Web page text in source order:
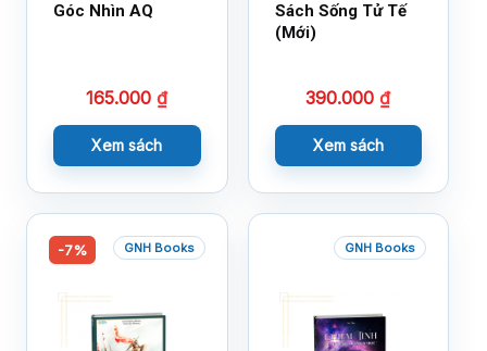
Góc Nhìn AQ
165.000₫
Xem sách
Sách Sống Tử Tế
(Mới)
390.000₫
Xem sách
-7% GNH Books GNH Books